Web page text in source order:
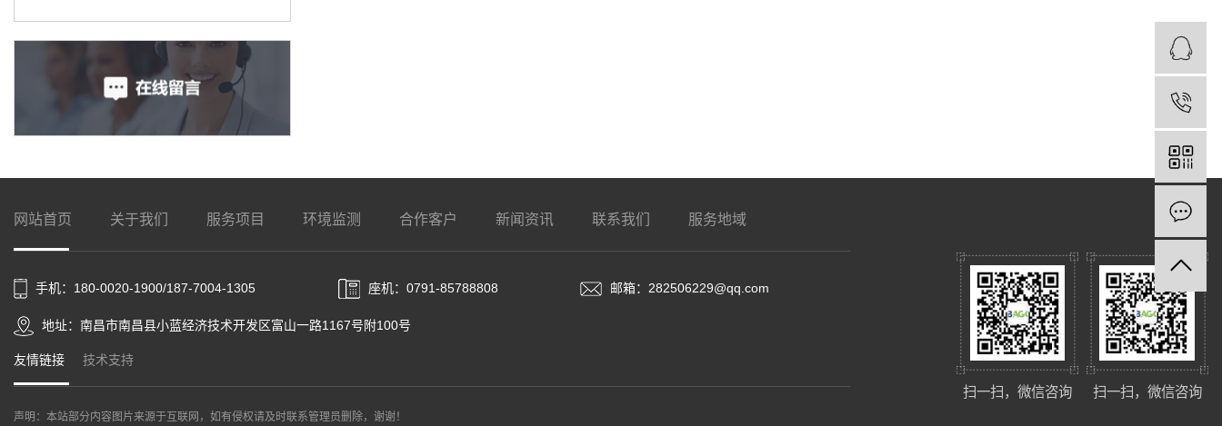
网站首页 关于我们 服务项目 环境监测 合作客户 新闻资讯 联系我们 服务地域
手机：180-0020-1900/187-7004-1305 座机：0791-85788808 邮箱：282506229@qq.com
地址：南昌市南昌县小蓝经济技术开发区富山一路1167号附100号
友情链接 技术支持
声明：本站部分内容图片来源于互联网，如有侵权请及时联系管理员删除，谢谢！
扫一扫，微信咨询 扫一扫，微信咨询